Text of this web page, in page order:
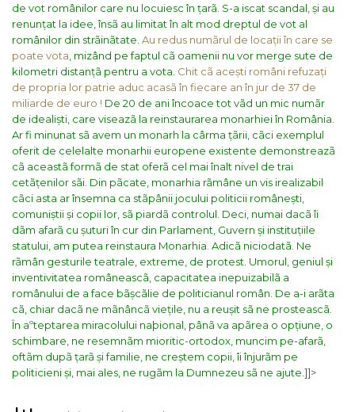
de vot românilor care nu locuiesc în țarã. S-a iscat scandal, și au
renunțat la idee, însã au limitat în alt mod dreptul de vot al
românilor din strãinãtate. Au redus numãrul de locații în care se
poate vota , mizând pe faptul cã oamenii nu vor merge sute de
kilometri distanțã pentru a vota. Chit cã acești români refuzați
de propria lor patrie aduc acasã în fiecare an în jur de 37 de
miliarde de euro ! De 20 de ani încoace tot vãd un mic numãr
de idealiști, care viseazã la reinstaurarea monarhiei în România.
Ar fi minunat sã avem un monarh la cârma țãrii, cãci exemplul
oferit de celelalte monarhii europene existente demonstreazã
cã aceastã formã de stat oferã cel mai înalt nivel de trai
cetãțenilor sãi. Din pãcate, monarhia rãmâne un vis irealizabil
cãci asta ar însemna ca stãpânii jocului politicii românești,
comuniștii și copii lor, sã piardã controlul. Deci, numai dacã îi
dãm afarã cu șuturi în cur din Parlament, Guvern și instituțiile
statului, am putea reinstaura Monarhia. Adicã niciodatã. Ne
rãmân gesturile teatrale, extreme, de protest. Umorul, geniul și
inventivitatea româneascã, capacitatea inepuizabilã a
românului de a face bãșcãlie de politicianul român. De a-i arãta
cã, chiar dacã ne mãnâncã viețile, nu a reușit sã ne prosteascã.
În aºteptarea miracolului naþional, pânã va apãrea o opțiune, o
schimbare, ne resemnãm mioritic-ortodox, muncim pe-afarã,
oftãm dupã țarã și familie, ne creștem copii, îi înjurãm pe
politicieni și, mai ales, ne rugãm la Dumnezeu sã ne ajute. ]]>